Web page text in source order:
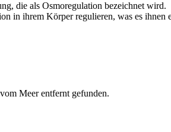
die als Osmoregulation bezeichnet wird.
in ihrem Körper regulieren, was es ihnen
Meer entfernt gefunden.